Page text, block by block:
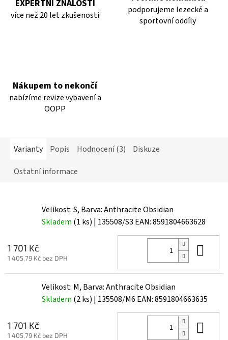
EXPERTNÍ ZNALOSTI
více než 20 let zkušeností
podporujeme lezecké a
sportovní oddíly
Nákupem to nekončí
nabízíme revize vybavení a
OOPP
Varianty Popis Hodnocení (3)
Diskuze
Ostatní informace
Velikost: S, Barva: Anthracite Obsidian
Skladem (1 ks) | 135508/S3 EAN:8591804663628
1 701 Kč
1 405,79 Kč bez DPH
Velikost: M, Barva: Anthracite Obsidian
Skladem (2 ks) | 135508/M6 EAN:8591804663635
1 701 Kč
1 405,79 Kč bez DPH